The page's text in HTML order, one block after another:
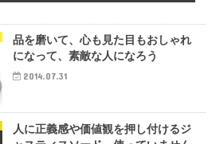
品を磨いて、心も見た目もおしゃれ
になって、素敵な人になろう
2014.07.31
人に正義感や価値観を押し付けるジ